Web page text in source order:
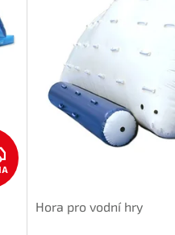
Z
D
Hora pro vodní hry